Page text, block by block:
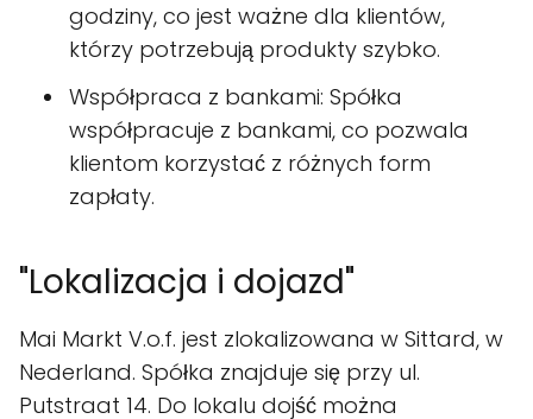
godziny, co jest ważne dla klientów,
którzy potrzebują produkty szybko.
Współpraca z bankami: Spółka
współpracuje z bankami, co pozwala
klientom korzystać z różnych form
zapłaty.
"Lokalizacja i dojazd"
Mai Markt V.o.f. jest zlokalizowana w Sittard, w
Nederland. Spółka znajduje się przy ul.
Putstraat 14. Do lokalu dojść można